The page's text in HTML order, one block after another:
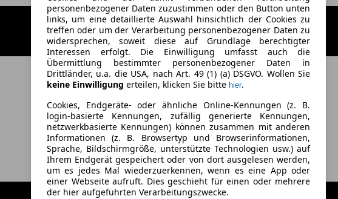
personenbezogener Daten zuzustimmen oder den Button unten
links, um eine detaillierte Auswahl hinsichtlich der Cookies zu
treffen oder um der Verarbeitung personenbezogener Daten zu
widersprechen, soweit diese auf Grundlage berechtigter
Interessen erfolgt. Die Einwilligung umfasst auch die
Übermittlung bestimmter personenbezogener Daten in
Drittländer, u.a. die USA, nach Art. 49 (1) (a) DSGVO. Wollen Sie
keine Einwilligung erteilen, klicken Sie bitte hier.
Cookies, Endgeräte- oder ähnliche Online-Kennungen (z. B.
login-basierte Kennungen, zufällig generierte Kennungen,
netzwerkbasierte Kennungen) können zusammen mit anderen
Informationen (z. B. Browsertyp und Browserinformationen,
Sprache, Bildschirmgröße, unterstützte Technologien usw.) auf
Ihrem Endgerät gespeichert oder von dort ausgelesen werden,
um es jedes Mal wiederzuerkennen, wenn es eine App oder
einer Webseite aufruft. Dies geschieht für einen oder mehrere
der hier aufgeführten Verarbeitungszwecke.